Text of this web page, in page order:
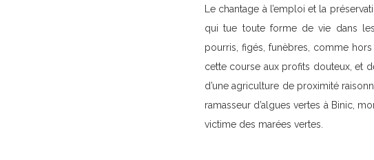
Le chantage à l’emploi et la
qui tue toute forme de vie dans
pourris, figés, funèbres, comme
cette course aux profits douteux, et
d’une agriculture de proximité
ramasseur d’algues vertes à Binic,
victime des marées vertes.